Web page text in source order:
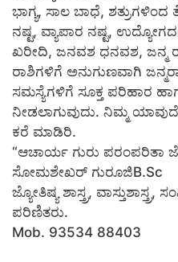
ಭಾಗ್ಯ, ಸಾಲ ಬಾಧೆ,
ನಷ್ಟ, ವ್ಯಾಪಾರ ನಷ್ಟ,
ಖರೀದಿ, ಜನವಶ ಧನವಶ, ಜನ್ಮ
ರಾಶಿಗಳಿಗೆ ಅನುಗುಣವಾಗಿ
ಸಮಸ್ಯೆಗಳಿಗೆ ಸೂಕ್ತ ಪರಿಹಾರ
ನೀಡಲಾಗುವುದು. ನಿಮ್ಮ
ಕರೆ ಮಾಡಿರಿ.
“ಆಚಾರ್ಯ ಗುರು ಪರಂಪರಿತಾ
ಸೋಮಶೇಖರ್ ಗುರೂಜಿB.Sc
ಜ್ಯೋತಿಷ್ಯ ಶಾಸ್ತ್ರ, ವಾಸ್ತುಶಾಸ್ತ್ರ,
ಪರಿಣಿತರು.
Mob. 93534 88403